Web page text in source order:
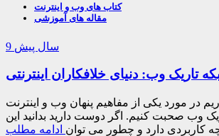
کتاب های وب و اینترنت
مقاله های آموزشی
9 سال پیش
در مورد یکی از مفاهیم پنهان وب و اینترنت
وب صحبت کنیم. اگر دوست دارید بدانید این
کاربردی دارد و چطور می توان ادامه مطلب